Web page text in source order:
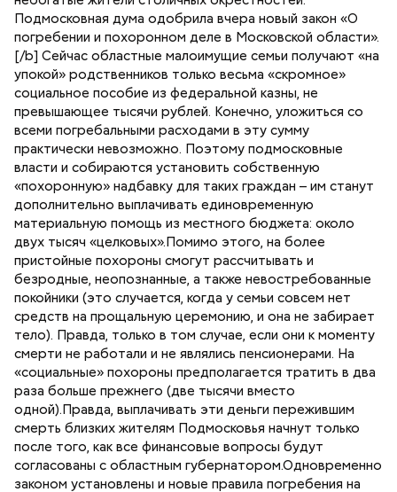
Подмосковная дума одобрила вчера новый закон «О
погребении и похоронном деле в Московской области».
[/b] Сейчас областные малоимущие семьи получают «на
упокой» родственников только весьма «скромное»
социальное пособие из федеральной казны, не
превышающее тысячи рублей. Конечно, уложиться со
всеми погребальными расходами в эту сумму
практически невозможно. Поэтому подмосковные
власти и собираются установить собственную
«похоронную» надбавку для таких граждан – им станут
дополнительно выплачивать единовременную
материальную помощь из местного бюджета: около
двух тысяч «целковых».Помимо этого, на более
пристойные похороны смогут рассчитывать и
безродные, неопознанные, а также невостребованные
покойники (это случается, когда у семьи совсем нет
средств на прощальную церемонию, и она не забирает
тело). Правда, только в том случае, если они к моменту
смерти не работали и не являлись пенсионерами. На
«социальные» похороны предполагается тратить в два
раза больше прежнего (две тысячи вместо
одной).Правда, выплачивать эти деньги пережившим
смерть близких жителям Подмосковья начнут только
после того, как все финансовые вопросы будут
согласованы с областным губернатором.Одновременно
законом установлены и новые правила погребения на